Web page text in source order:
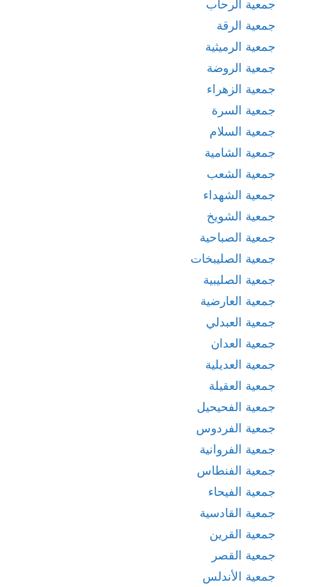
جمعية الرحاب
جمعية الرقة
جمعية الرميثية
جمعية الروضة
جمعية الزهراء
جمعية السرة
جمعية السلام
جمعية الشامية
جمعية الشعب
جمعية الشهداء
جمعية الشويخ
جمعية الصباحية
جمعية الصليبخات
جمعية الصليبية
جمعية العارضية
جمعية العبدلي
جمعية العدان
جمعية العديلية
جمعية العقيلة
جمعية الفحيحيل
جمعية الفردوس
جمعية الفروانية
جمعية الفنطاس
جمعية الفيحاء
جمعية القادسية
جمعية القرين
جمعية القصر
جمعية الأندلس